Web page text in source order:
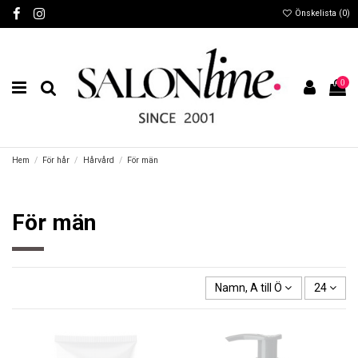
Önskelista (0)
0
Hem För hår Hårvård För män
För män
Namn, A till Ö 24